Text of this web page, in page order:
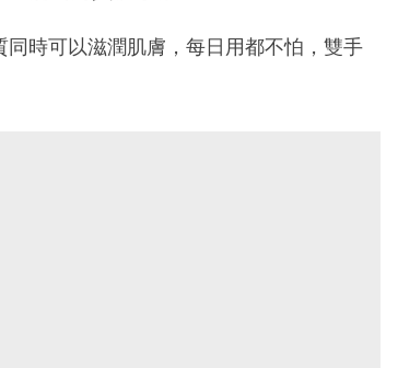
時可以滋潤肌膚，每日用都不怕，雙手